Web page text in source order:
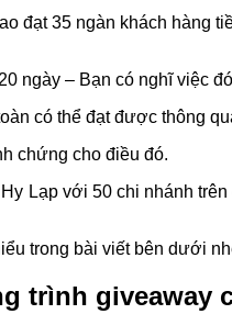
đạt 35 ngàn khách hàng
ngày – Bạn có nghĩ việc
có thể đạt được thông
chứng cho điều đó.
Lạp với 50 chi nhánh
trong bài viết bên dưới
trình giveaway